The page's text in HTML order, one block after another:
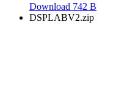
Download 742 B
DSPLABV2.zip